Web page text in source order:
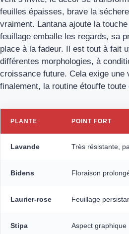
feuilles épaisses, brave la
vraiment. Lantana ajoute la
feuillage emballe les regards, sa
place à la fadeur. Il est tout à fait
différentes mor­phologies, à
croissance future. Cela exige une
finalement, la routine étouffe toute
PLANTE POINT FORT
Lavande Très résistante,
Bidens Floraison
Laurier-rose Feuillage
Stipa Aspect graphique